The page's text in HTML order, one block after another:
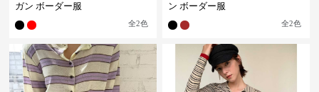
ガン ボーダー服
全2色
ン ボーダー服
全2色